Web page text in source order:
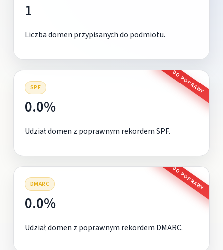
1
Liczba domen przypisanych do podmiotu.
SPF DO POPRAWY
0.0%
Udział domen z poprawnym rekordem SPF.
DMARC DO POPRAWY
0.0%
Udział domen z poprawnym rekordem DMARC.